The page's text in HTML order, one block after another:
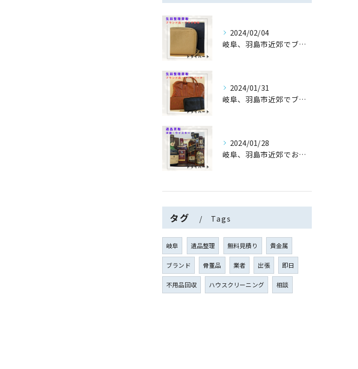
2024/02/04
岐阜、羽島市近郊でブランド財布の生前整理・買取なら【トライハ...
2024/01/31
岐阜、羽島市近郊でブランドバッグ・財布の生前整理・買取なら【...
2024/01/28
岐阜、羽島市近郊でお酒/洋酒/ウイスキーの遺品整理・買取なら...
タグ Tags
岐阜 遺品整理 無料見積り 貴金属
ブランド 骨董品 業者 出張 即日
不用品回収 ハウスクリーニング 相談